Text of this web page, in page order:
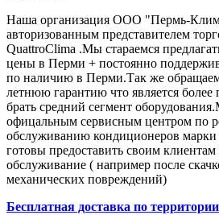
Наша организация ООО "Пермь-
авторизованным представителем
QuattroClima .Мы стараемся
цены в Перми + постоянно
по наличию в Перми.Так же
летнюю гарантию что является более
брать средний сегмент
офицальным сервисным центром по
обслуживанию кондиционеров марки
готовы предоставить своим
обслуживание ( например после
механических повреждений)
Бесплатная доставка по